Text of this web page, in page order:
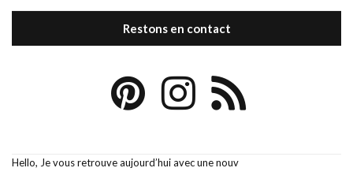
Restons en contact
Hello, Je vous retrouve aujourd’hui avec une nouv